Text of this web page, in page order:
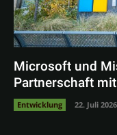
Microsoft und
Partnerschaft
Entwicklung 22. Juli 2026